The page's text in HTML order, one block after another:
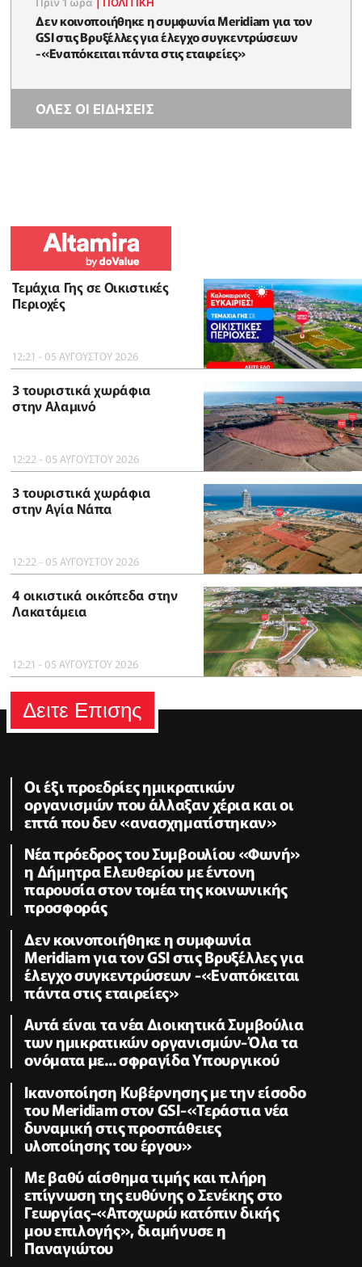
Δεν κοινοποιήθηκε η συμφωνία Meridiam για τον
GSI στις Βρυξέλλες για έλεγχο συγκεντρώσεων
-«Εναπόκειται πάντα στις εταιρείες»
ΟΛΕΣ ΟΙ ΕΙΔΗΣΕΙΣ
Τεμάχια Γης σε Οικιστικές
Περιοχές
12:21 - 05 ΑΥΓΟΥΣΤΟΥ 2026
3 τουριστικά χωράφια
στην Αλαμινό
12:22 - 05 ΑΥΓΟΥΣΤΟΥ 2026
3 τουριστικά χωράφια
στην Αγία Νάπα
12:22 - 05 ΑΥΓΟΥΣΤΟΥ 2026
4 οικιστικά οικόπεδα στην
Λακατάμεια
12:21 - 05 ΑΥΓΟΥΣΤΟΥ 2026
Δειτε Επισης
Οι έξι προεδρίες ημικρατικών
οργανισμών που άλλαξαν χέρια και οι
επτά που δεν «ανασχηματίστηκαν»
Νέα πρόεδρος του Συμβουλίου «Φωνή»
η Δήμητρα Ελευθερίου με έντονη
παρουσία στον τομέα της κοινωνικής
προσφοράς
Δεν κοινοποιήθηκε η συμφωνία
Meridiam για τον GSI στις Βρυξέλλες για
έλεγχο συγκεντρώσεων -«Εναπόκειται
πάντα στις εταιρείες»
Αυτά είναι τα νέα Διοικητικά Συμβούλια
των ημικρατικών οργανισμών-Όλα τα
ονόματα με... σφραγίδα Υπουργικού
Ικανοποίηση Κυβέρνησης με την είσοδο
του Meridiam στον GSI-«Τεράστια νέα
δυναμική στις προσπάθειες
υλοποίησης του έργου»
Με βαθύ αίσθημα τιμής και πλήρη
επίγνωση της ευθύνης ο Σενέκης στο
Γεωργίας-«Αποχωρώ κατόπιν δικής
μου επιλογής», διαμήνυσε η
Παναγιώτου